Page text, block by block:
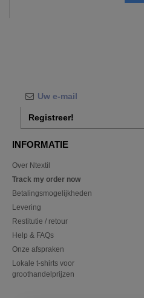
Registreer!
INFORMATIE
Over Ntextil
Track my order now
Betalingsmogelijkheden
Levering
Restitutie / retour
Help & FAQs
Onze afspraken
Lokale t-shirts voor
groothandelprijzen